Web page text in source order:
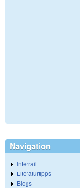
Navigation
Interrail
Literaturtipps
Blogs